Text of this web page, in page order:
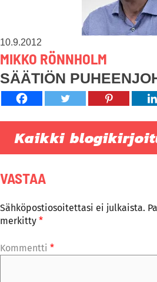
10.9.2012
MIKKO RÖNNHOLM
SÄÄTIÖN
Kaikki
VASTAA
Sähköpostiosoitettasi ei julkaista.
merkitty *
Kommentti *